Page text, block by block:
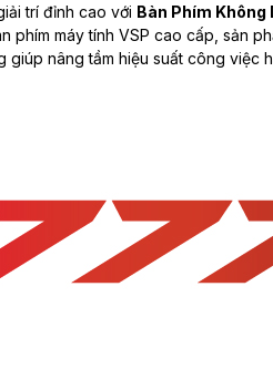
trí đỉnh cao với Bàn Phím Không
phím máy tính VSP cao cấp, sản
nâng tầm hiệu suất công việc